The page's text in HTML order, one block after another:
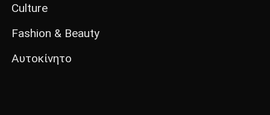
Culture
Fashion & Beauty
Αυτοκίνητο